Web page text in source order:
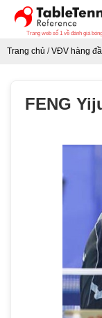
Trang web số 1 về đánh giá
Trang chủ /VĐV hàng
FENG